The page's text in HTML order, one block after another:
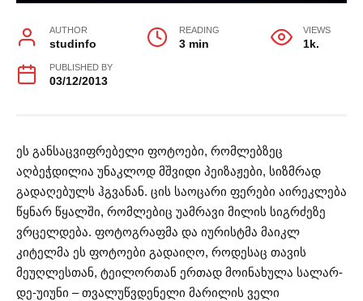
AUTHOR
studinfo
READING
3 min
VIEWS
1k.
PUBLISHED BY
03/12/2013
ეს განსაცვიფრებელი ფოტოები, რომლებზეც
აღბეჭდილია უნაკლოდ მშვიდი პეიზაჟები, სიზმრად
გადაღებულს ჰგვანან. ცის საოცარი ფერები აირეკლება
წყნარ წყალში, რომლებიც უამრავი მილის სიგრძეზე
ვრცელდება. ფოტოგრაფმა და იურისტმა მაიკლ
კიტელმა ეს ფოტოები გადაიღო, როდესაც თავის
მეუღლესთან, ტეილორთან ერთად მოინახულა სალარ-
დე-უიუნი – თვალუწვდენელი მარილის ველი